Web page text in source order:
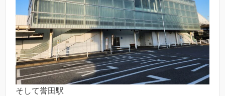
そして誉田駅